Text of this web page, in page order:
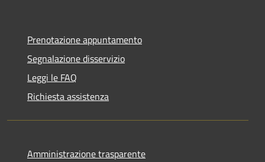
Prenotazione appuntamento
Segnalazione disservizio
Leggi le FAQ
Richiesta assistenza
Amministrazione trasparente